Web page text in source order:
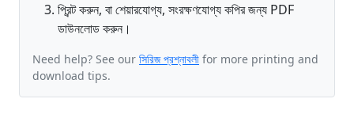
প্রিন্ট করুন, বা শেয়ারযোগ্য, সংরক্ষণযোগ্য কপির জন্য PDF
ডাউনলোড করুন।
Need help? See our সিরিজ প্রশ্নাবলী for more printing and
download tips.